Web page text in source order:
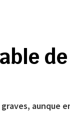
aunque